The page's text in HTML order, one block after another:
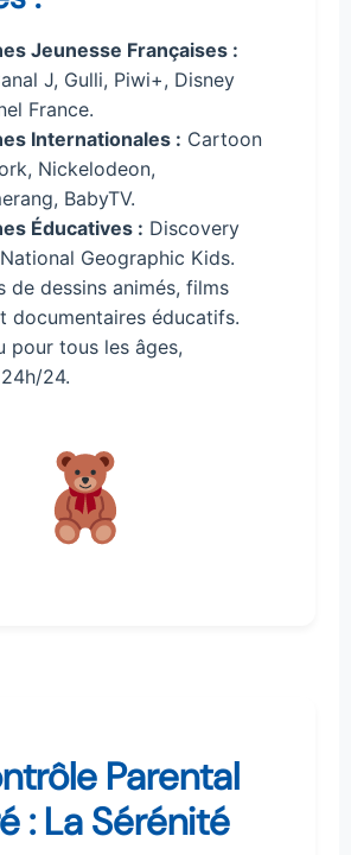
Jeunesse Françaises :
J, Gulli, Piwi+, Disney
France.
Internationales : Cartoon
Nickelodeon,
BabyTV.
Éducatives : Discovery
Geographic Kids.
de dessins animés, films
documentaires éducatifs.
pour tous les âges,
24.
Parental
: La Sérénité